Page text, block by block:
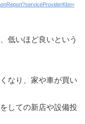
低いほど良いという
なり、家や車が買い
しての新店や設備投